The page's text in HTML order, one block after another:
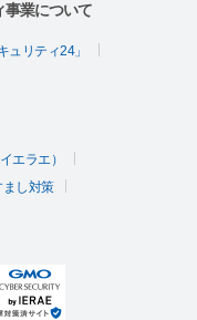
事業について
リティ24」
エラエ）
し対策